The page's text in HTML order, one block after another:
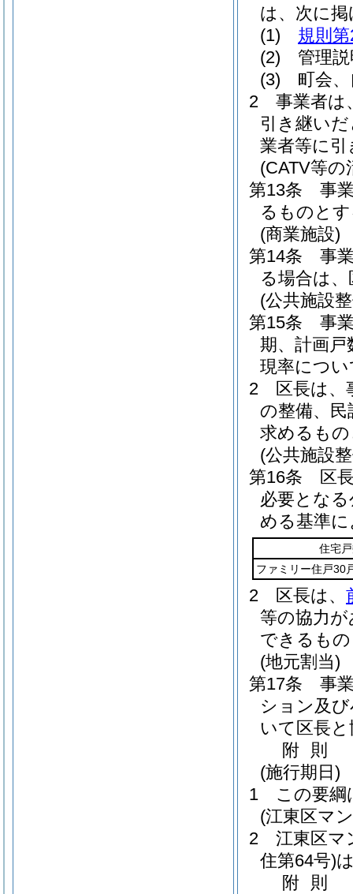
は、次に
(1)
規則
(2)
管理
(3)
町会
2
事業者は
引き継い
業者等に
(CATV等の
第13条
事
るものと
(商業施設)
第14条
事
る場合は
(公共施設
第15条
事
期、計画戸
現率につ
2
区長は、
の整備、
求めるも
(公共施設
第16条
区
必要とな
める基準
住宅
ファミリー住戸30
2 区長は、
等の協力
できるも
(地元割当)
第17条
事
ション及
いて区長
附 則
(施行期日)
1
この要綱
(江東区マ
2
江東区マ
住第64号)
附 則